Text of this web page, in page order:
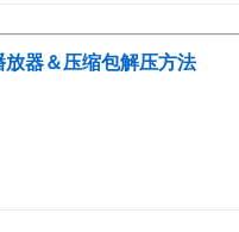
放器＆压缩包解压方法